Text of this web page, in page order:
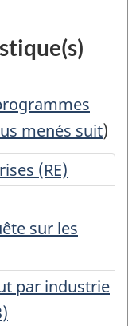
menés suit)
(RE)
sur les
par industrie